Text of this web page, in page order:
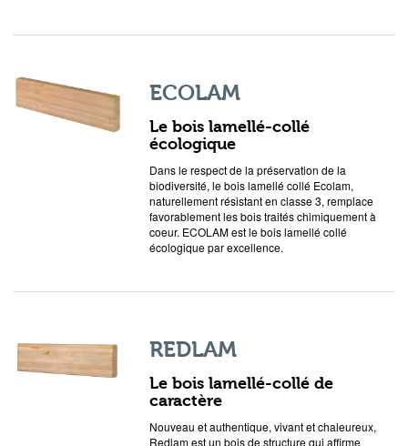
ECOLAM
Le bois lamellé-collé
écologique
Dans le respect de la préservation de la
biodiversité, le bois lamellé collé Ecolam,
naturellement résistant en classe 3, remplace
favorablement les bois traités chimiquement à
coeur. ECOLAM est le bois lamellé collé
écologique par excellence.
REDLAM
Le bois lamellé-collé de
caractère
Nouveau et authentique, vivant et chaleureux,
Redlam est un bois de structure qui affirme